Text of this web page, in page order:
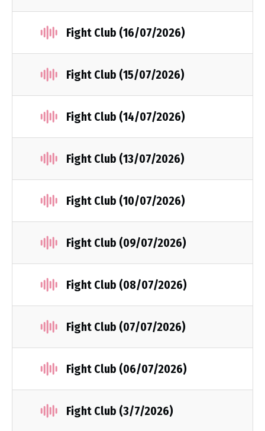
Fight Club (16/07/2026)
Fight Club (15/07/2026)
Fight Club (14/07/2026)
Fight Club (13/07/2026)
Fight Club (10/07/2026)
Fight Club (09/07/2026)
Fight Club (08/07/2026)
Fight Club (07/07/2026)
Fight Club (06/07/2026)
Fight Club (3/7/2026)